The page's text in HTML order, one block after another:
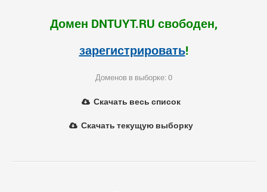
Домен DNTUYT.RU свободен,
зарегистрировать!
Доменов в выборке: 0
Скачать весь список
Скачать текущую выборку